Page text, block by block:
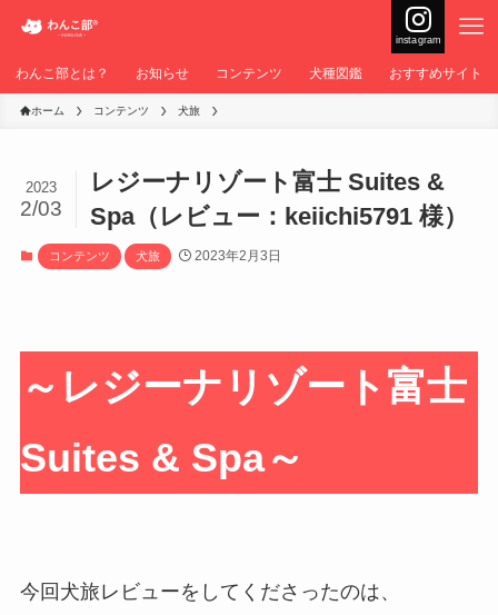
instagram
わんこ部とは？ お知らせ コンテンツ 犬種図鑑 おすすめサイト
ホーム コンテンツ 犬旅
レジーナリゾート富士 Suites &
Spa（レビュー：keiichi5791 様）
2023
2/03
コンテンツ 犬旅 2023年2月3日
～レジーナリゾート富士
Suites & Spa～
今回犬旅レビューをしてくださったのは、